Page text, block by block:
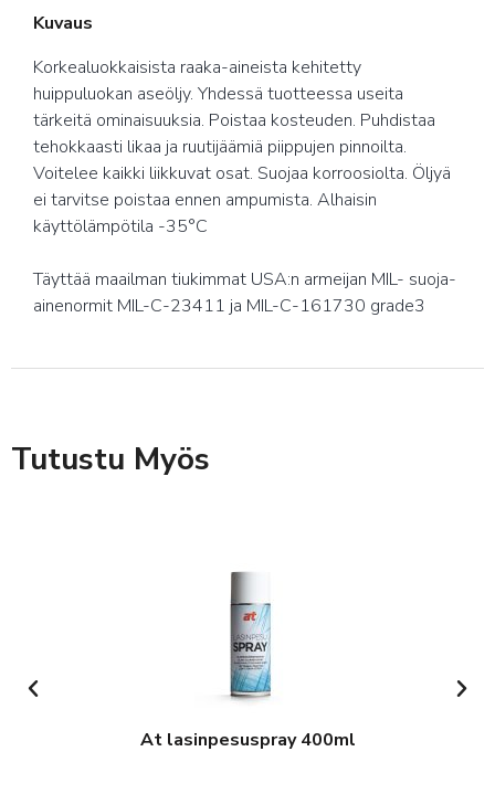
Kuvaus
Korkealuokkaisista raaka-aineista kehitetty
huippuluokan aseöljy. Yhdessä tuotteessa useita
tärkeitä ominaisuuksia. Poistaa kosteuden. Puhdistaa
tehokkaasti likaa ja ruutijäämiä piippujen pinnoilta.
Voitelee kaikki liikkuvat osat. Suojaa korroosiolta. Öljyä
ei tarvitse poistaa ennen ampumista. Alhaisin
käyttölämpötila -35°C
Täyttää maailman tiukimmat USA:n armeijan MIL- suoja-
ainenormit MIL-C-23411 ja MIL-C-161730 grade3
Tutustu Myös
At lasinpesuspray 400ml